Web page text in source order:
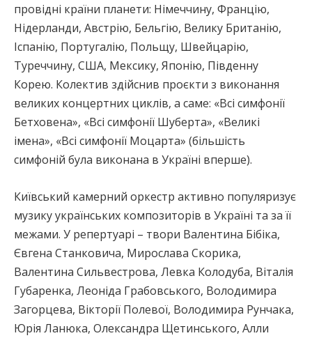
провідні країни планети: Німеччину, Францію,
Нідерланди, Австрію, Бельгію, Велику Британію,
Іспанію, Португалію, Польщу, Швейцарію,
Туреччину, США, Мексику, Японію, Південну
Корею. Колектив здійснив проєкти з виконання
великих концертних циклів, а саме: «Всі симфонії
Бетховена», «Всі симфонії Шуберта», «Великі
імена», «Всі симфонії Моцарта» (більшість
симфоній була виконана в Україні вперше).
Київський камерний оркестр активно популяризує
музику українських композиторів в Україні та за її
межами. У репертуарі – твори Валентина Бібіка,
Євгена Станковича, Мирослава Скорика,
Валентина Сильвестрова, Левка Колодуба, Віталія
Губаренка, Леоніда Грабовського, Володимира
Загорцева, Вікторії Полевої, Володимира Рунчака,
Юрія Ланюка, Олександра Щетинського, Алли